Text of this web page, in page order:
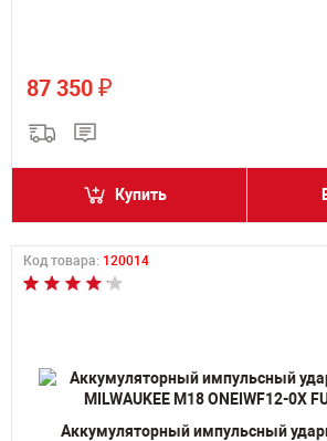
87 350 ₽
Купить
Код товара: 120014
Аккумуляторный импульсный